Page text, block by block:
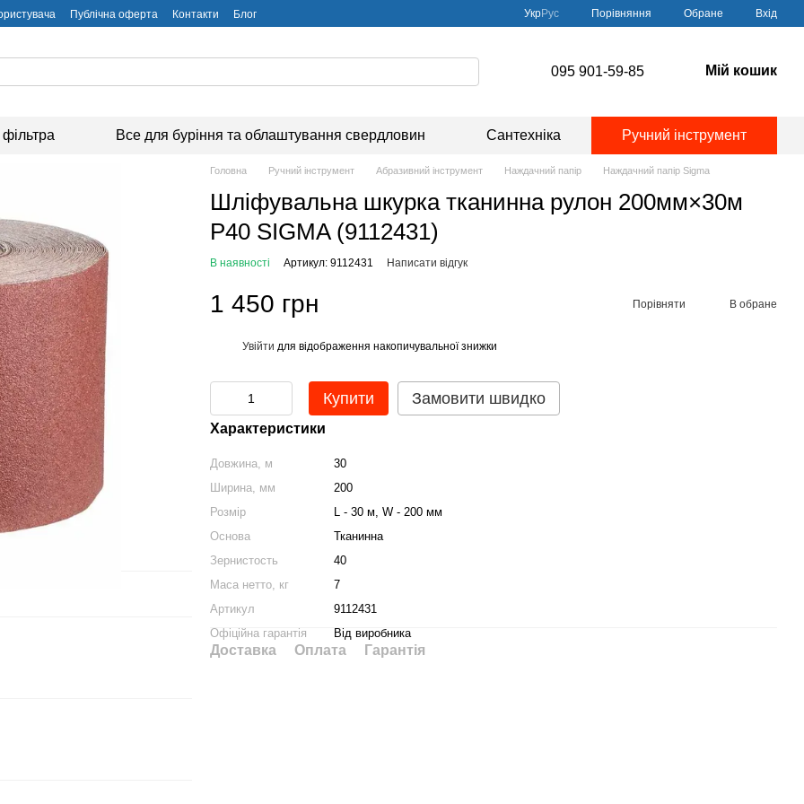
Публічна оферта Контакти Блог УкрРус Порівняння Обране Вхід
095 901-59-85 Мій кошик
Все для буріння та облаштування свердловин Сантехніка Ручний інструмент
Головна Ручний інструмент Абразивний інструмент Наждачний папір Наждачний папір Sigma
Шліфувальна шкурка тканинна рулон 200мм×30м
P40 SIGMA (9112431)
В наявності Артикул: 9112431 Написати відгук
1 450 грн Порівняти В обране
Увійти для відображення накопичувальної знижки
Купити Замовити швидко
Характеристики
Довжина, м
30
Ширина, мм
200
Розмір
L - 30 м, W - 200 мм
Основа
Тканинна
Зернистость
40
Маса нетто, кг
7
Артикул
9112431
Офіційна гарантія
Від виробника
Доставка Оплата Гарантія